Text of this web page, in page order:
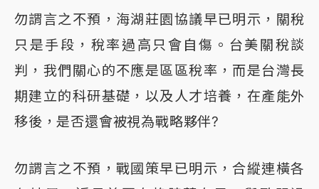
勿謂言之不預，海湖莊園協議早已明示，關稅
只是手段，稅率過高只會自傷。台美關稅談
判，我們關心的不應是區區稅率，而是台灣長
期建立的科研基礎，以及人才培養，在產能外
移後，是否還會被視為戰略夥伴?
勿謂言之不預，戰國策早已明示，合縱連橫各